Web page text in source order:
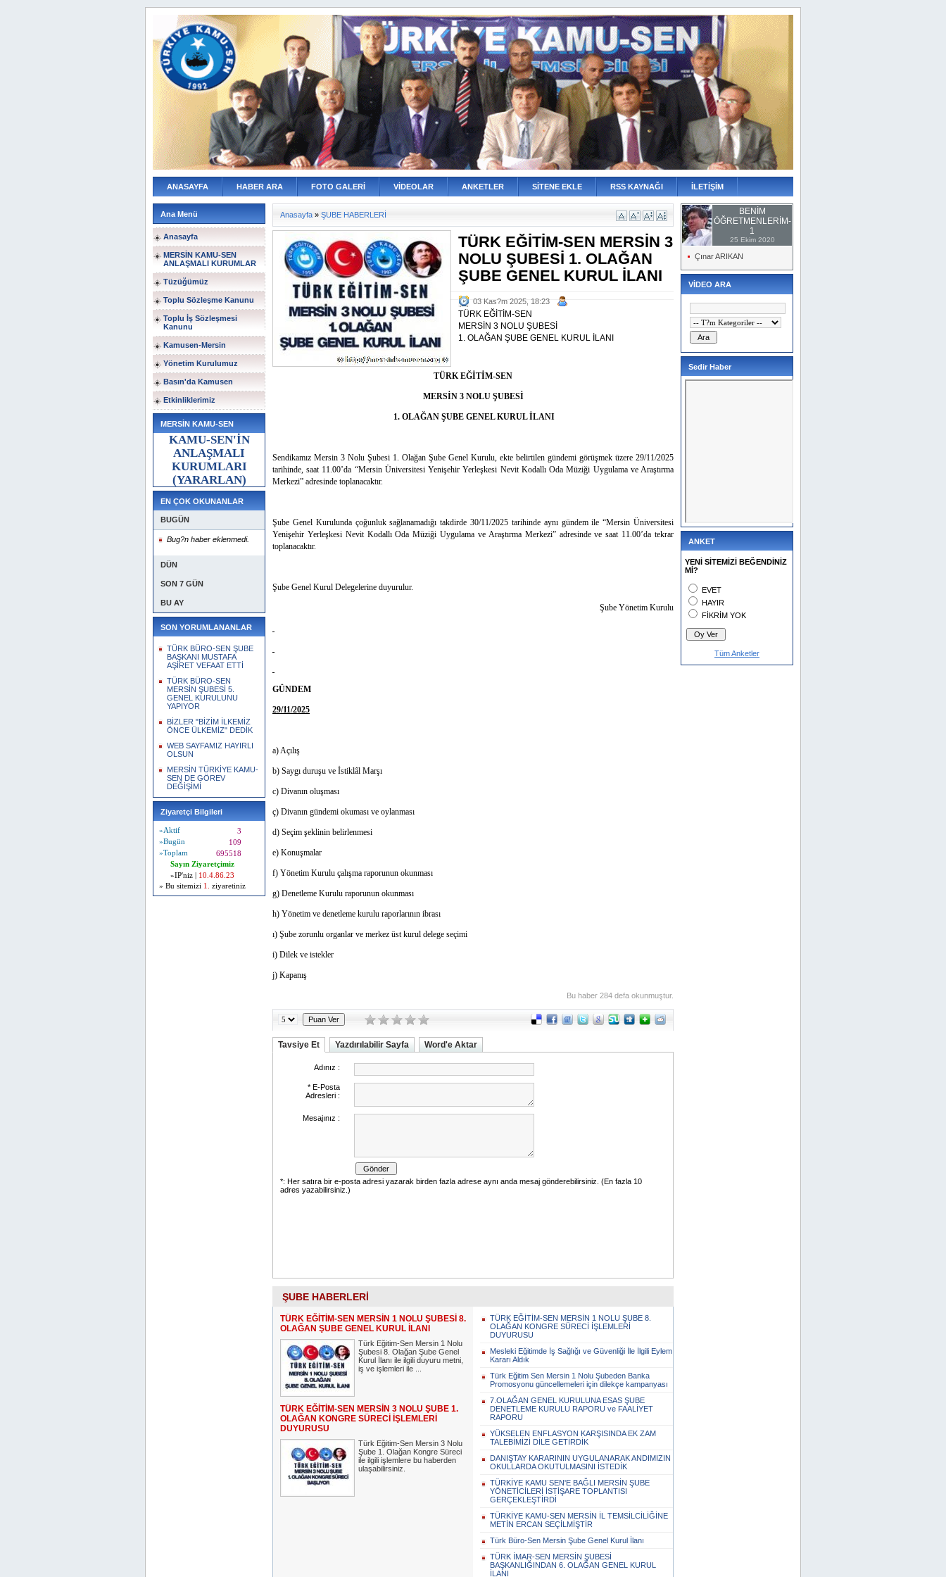
ANASAYFA HABER ARA FOTO GALERİ VİDEOLAR ANKETLER SİTENE EKLE RSS KAYNAĞI İLETİŞİM
Ana Menü
Anasayfa
MERSİN KAMU-SEN
ANLAŞMALI KURUMLAR
Tüzüğümüz
Toplu Sözleşme Kanunu
Toplu İş Sözleşmesi
Kanunu
Kamusen-Mersin
Yönetim Kurulumuz
Basın'da Kamusen
Etkinliklerimiz
MERSİN KAMU-SEN
KAMU-SEN'İN
ANLAŞMALI
KURUMLARI
(YARARLAN)
EN ÇOK OKUNANLAR
BUGÜN
Bug?n haber eklenmedi.
DÜN
SON 7 GÜN
BU AY
SON YORUMLANANLAR
TÜRK BÜRO-SEN ŞUBE
BAŞKANI MUSTAFA
AŞİRET VEFAAT ETTİ
TÜRK BÜRO-SEN
MERSİN ŞUBESİ 5.
GENEL KURULUNU
YAPIYOR
BİZLER "BİZİM İLKEMİZ
ÖNCE ÜLKEMİZ" DEDİK
WEB SAYFAMIZ HAYIRLI
OLSUN
MERSİN TÜRKİYE KAMU-
SEN DE GÖREV
DEĞİŞİMİ
Ziyaretçi Bilgileri
»Aktif
3
»Bugün
109
»Toplam
695518
Sayın Ziyaretçimiz
»IP'niz |
10.4.86.23
» Bu sitemizi 1. ziyaretiniz
Anasayfa » ŞUBE HABERLERİ
TÜRK EĞİTİM-SEN MERSİN 3
NOLU ŞUBESİ 1. OLAĞAN
ŞUBE GENEL KURUL İLANI
03 Kas?m 2025, 18:23
TÜRK EĞİTİM-SEN
MERSİN 3 NOLU ŞUBESİ
1. OLAĞAN ŞUBE GENEL KURUL İLANI
TÜRK EĞİTİM-SEN
MERSİN 3 NOLU ŞUBESİ
1. OLAĞAN ŞUBE GENEL KURUL İLANI
Sendikamız Mersin 3 Nolu Şubesi 1. Olağan Şube Genel Kurulu, ekte belirtilen gündemi görüşmek üzere 29/11/2025
tarihinde, saat 11.00’da “Mersin Üniversitesi Yenişehir Yerleşkesi Nevit Kodallı Oda Müziği Uygulama ve Araştırma
Merkezi” adresinde toplanacaktır.
Şube Genel Kurulunda çoğunluk sağlanamadığı takdirde 30/11/2025 tarihinde aynı gündem ile “Mersin Üniversitesi
Yenişehir Yerleşkesi Nevit Kodallı Oda Müziği Uygulama ve Araştırma Merkezi”adresinde ve saat 11.00’da tekrar
toplanacaktır.
Şube Genel Kurul Delegelerine duyurulur.
Şube Yönetim Kurulu
GÜNDEM
29/11/2025
a) Açılış
b) Saygı duruşu ve İstiklâl Marşı
c) Divanın oluşması
ç) Divanın gündemi okuması ve oylanması
d) Seçim şeklinin belirlenmesi
e) Konuşmalar
f) Yönetim Kurulu çalışma raporunun okunması
g) Denetleme Kurulu raporunun okunması
h) Yönetim ve denetleme kurulu raporlarının ibrası
ı) Şube zorunlu organlar ve merkez üst kurul delege seçimi
i) Dilek ve istekler
j) Kapanış
Bu haber 284 defa okunmuştur.
Tavsiye Et Yazdırılabilir Sayfa Word'e Aktar
ŞUBE HABERLERİ
TÜRK EĞİTİM-SEN MERSİN 1 NOLU ŞUBESİ 8.
OLAĞAN ŞUBE GENEL KURUL İLANI
Türk Eğitim-Sen Mersin 1 Nolu
Şubesi 8. Olağan Şube Genel
Kurul İlanı ile ilgili duyuru metni,
iş ve işlemleri ile ...
TÜRK EĞİTİM-SEN MERSİN 3 NOLU ŞUBE 1.
OLAĞAN KONGRE SÜRECİ İŞLEMLERİ
DUYURUSU
Türk Eğitim-Sen Mersin 3 Nolu
Şube 1. Olağan Kongre Süreci
ile ilgili işlemlere bu haberden
ulaşabilirsiniz.
TÜRK EĞİTİM-SEN MERSİN 1 NOLU ŞUBE 8.
OLAĞAN KONGRE SÜRECİ İŞLEMLERİ
DUYURUSU
Mesleki Eğitimde İş Sağlığı ve Güvenliği İle İlgili Eylem
Kararı Aldık
Türk Eğitim Sen Mersin 1 Nolu Şubeden Banka
Promosyonu güncellemeleri için dilekçe kampanyası
7.OLAĞAN GENEL KURULUNA ESAS ŞUBE
DENETLEME KURULU RAPORU ve FAALİYET
RAPORU
YÜKSELEN ENFLASYON KARŞISINDA EK ZAM
TALEBİMİZİ DİLE GETİRDİK
DANIŞTAY KARARININ UYGULANARAK ANDIMIZIN
OKULLARDA OKUTULMASINI İSTEDİK
TÜRKİYE KAMU SEN'E BAĞLI MERSİN ŞUBE
YÖNETİCİLERİ İSTİŞARE TOPLANTISI
GERÇEKLEŞTİRDİ
TÜRKİYE KAMU-SEN MERSİN İL TEMSİLCİLİĞİNE
METİN ERCAN SEÇİLMİŞTİR
Türk Büro-Sen Mersin Şube Genel Kurul İlanı
TÜRK İMAR-SEN MERSİN ŞUBESİ
BAŞKANLIĞINDAN 6. OLAĞAN GENEL KURUL
İLANI
BENİM
ÖĞRETMENLERİM-
1
25 Ekim 2020
Çınar ARIKAN
VİDEO ARA
Sedir Haber
ANKET
YENİ SİTEMİZİ BEĞENDİNİZ
Mİ?
EVET
HAYIR
FİKRİM YOK
Tüm Anketler